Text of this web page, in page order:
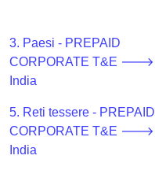
CC
Generator
from
Banks
Credit
3. Paesi - PREPAID
CORPORATE T&E 🡒
India
5. Reti tessere - PREPAID
CORPORATE T&E 🡒
India